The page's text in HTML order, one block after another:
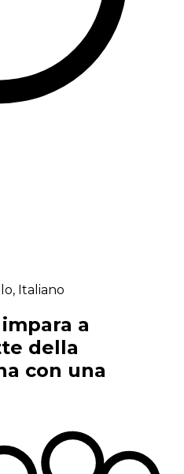
Italiano
a
della
con una